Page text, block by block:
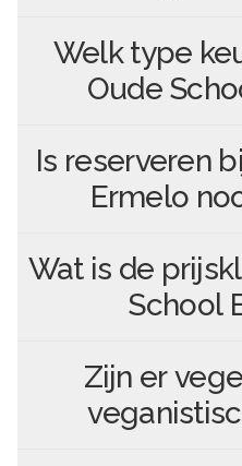
Welk type
Oude
Is reserveren
Ermelo
Wat is de
School
Zijn er